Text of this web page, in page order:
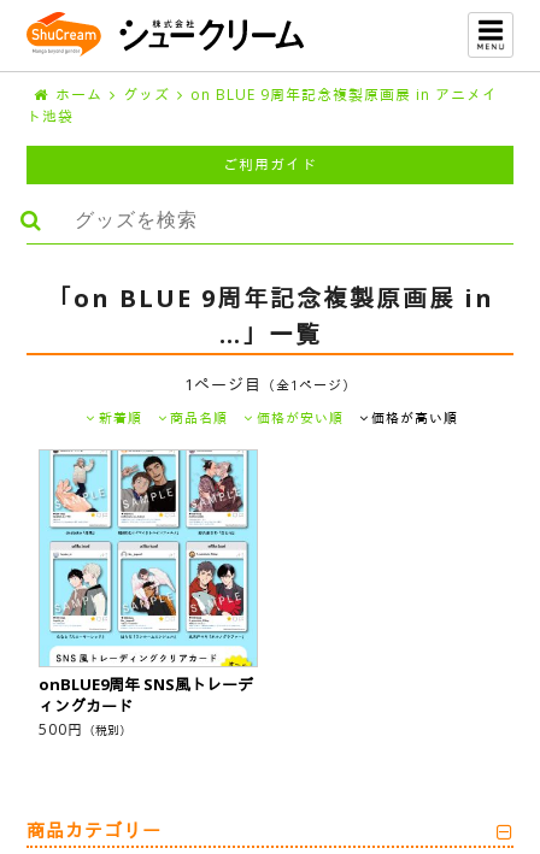
ホーム グッズ
on BLUE 9周年記念複製原画展 in アニメイ
ト池袋
ご利用ガイド
「on BLUE 9周年記念複製原画展 in
…」一覧
1ページ目
（全1ページ）
新着順
商品名順 価格が安い順 価格が高い順
onBLUE9周年 SNS風トレーデ
ィングカード
500円 （税別）
商品カテゴリー